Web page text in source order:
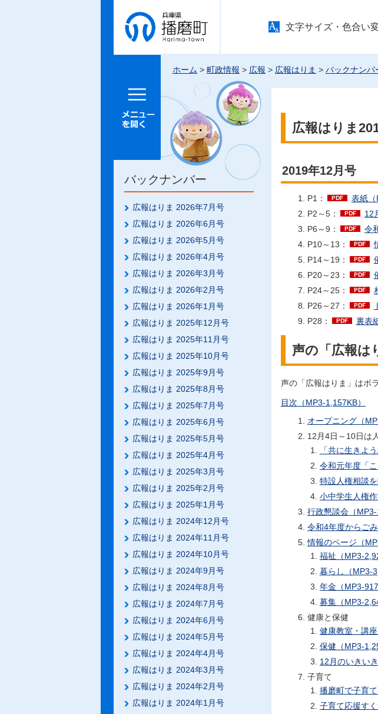
兵庫県 播
磨町
文字サイズ・色合い
メニュー
ホーム > 町政情報 > 広報 > 広報はりま > バックナンバ
バックナンバー
広報はりま 2026年7月号
広報はりま 2026年6月号
広報はりま 2026年5月号
広報はりま 2026年4月号
広報はりま 2026年3月号
広報はりま 2026年2月号
広報はりま 2026年1月号
広報はりま 2025年12月号
広報はりま 2025年11月号
広報はりま 2025年10月号
広報はりま 2025年9月号
広報はりま 2025年8月号
広報はりま 2025年7月号
広報はりま 2025年6月号
広報はりま 2025年5月号
広報はりま 2025年4月号
広報はりま 2025年3月号
広報はりま 2025年2月号
広報はりま 2025年1月号
広報はりま 2024年12月号
広報はりま 2024年11月号
広報はりま 2024年10月号
広報はりま 2024年9月号
広報はりま 2024年8月号
広報はりま 2024年7月号
広報はりま 2024年6月号
広報はりま 2024年5月号
広報はりま 2024年4月号
広報はりま 2024年3月号
広報はりま 2024年2月号
広報はりま 2024年1月号
広報はりま
2019年12月号
P1：
表紙（
P2～5：
12
P6～9：
令
P10～13：
P14～19：
P20～23：
P24～25：
P26～27：
P28：
裏表
声の「広報は
声の「広報はりま」はボ
目次（MP3-1,157KB）
オープニング（
12月4日～10日は
「共に生きよ
令和元年度「
特設人権相談
小中学生人権
行政懇談会（MP3-
令和4年度からご
情報のページ（
福祉（MP3-
暮らし（MP3-
年金（MP3-
募集（MP3-
健康と保健
健康教室・講
保健（MP3-
12月のいきい
子育て
播磨町で子育
子育て応援す